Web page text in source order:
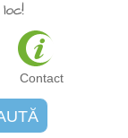
Contact